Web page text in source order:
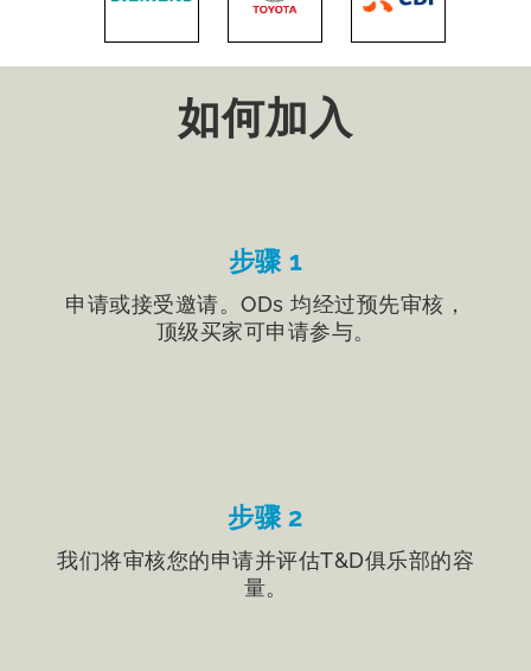
如何加入
步骤 1
申请或接受邀请。ODs 均经过预先审核，
顶级买家可申请参与。
步骤 2
我们将审核您的申请并评估T&D俱乐部的容
量。